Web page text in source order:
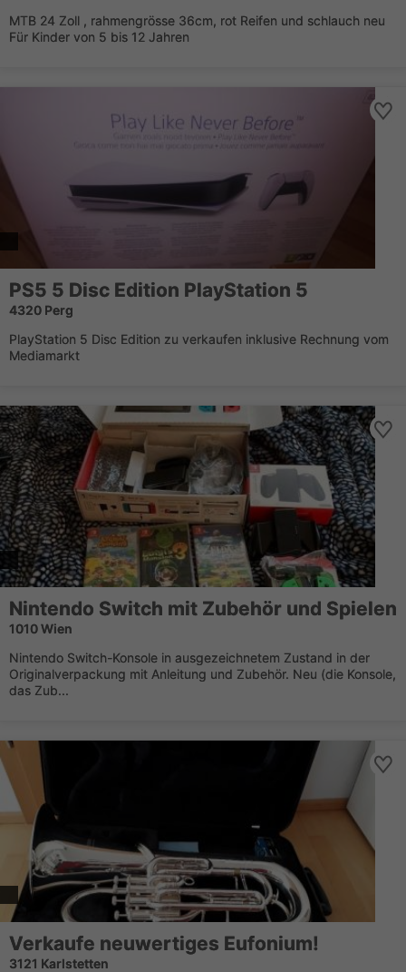
MTB 24 Zoll , rahmengrösse 36cm, rot Reifen und schlauch neu
Für Kinder von 5 bis 12 Jahren
PS5 5 Disc Edition PlayStation 5
4320 Perg
PlayStation 5 Disc Edition zu verkaufen inklusive Rechnung vom
Mediamarkt
Nintendo Switch mit Zubehör und Spielen
1010 Wien
Nintendo Switch-Konsole in ausgezeichnetem Zustand in der
Originalverpackung mit Anleitung und Zubehör. Neu (die Konsole,
das Zub...
Verkaufe neuwertiges Eufonium!
3121 Karlstetten